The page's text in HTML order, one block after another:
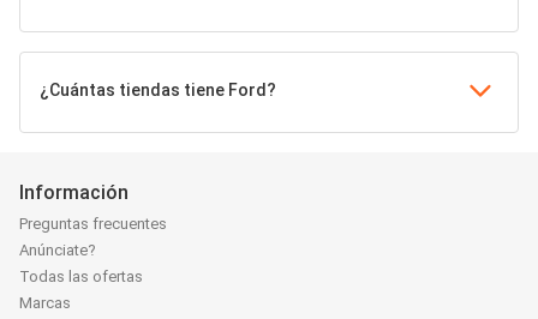
¿Cuántas tiendas tiene Ford?
Información
Preguntas frecuentes
Anúnciate?
Todas las ofertas
Marcas